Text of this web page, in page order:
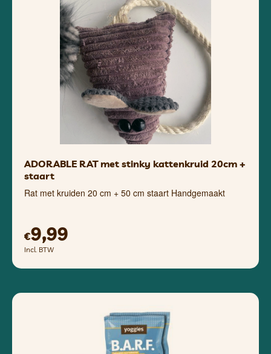
ADORABLE RAT met stinky kattenkruid 20cm +
staart
Rat met kruiden 20 cm + 50 cm staart Handgemaakt
€9,99
Incl. BTW